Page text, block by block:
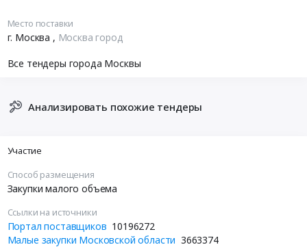
Место поставки
г. Москва , Москва город
Все тендеры города Москвы
Анализировать похожие тендеры
Участие
Способ размещения
Закупки малого объема
Ссылки на источники
Портал поставщиков 10196272
Малые закупки Московской области 3663374